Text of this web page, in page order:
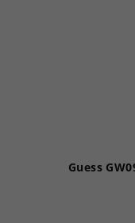
Guess